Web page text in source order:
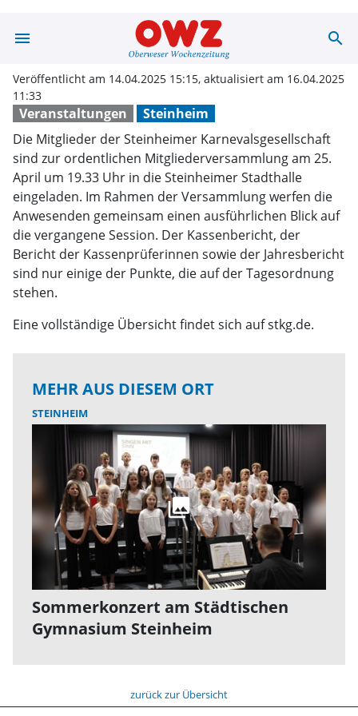
menu OWZ zum search
Veranstaltungen Steinheim
Veröffentlicht am 14.04.2025 15:15, aktualisiert am 16.04.2025
11:33
Die Mitglieder der Steinheimer Karnevalsgesellschaft
sind zur ordentlichen Mitgliederversammlung am 25.
April um 19.33 Uhr in die Steinheimer Stadthalle
eingeladen. Im Rahmen der Versammlung werfen die
Anwesenden gemeinsam einen ausführlichen Blick auf
die vergangene Session. Der Kassenbericht, der
Bericht der Kassenprüferinnen sowie der Jahresbericht
sind nur einige der Punkte, die auf der Tagesordnung
stehen.
Eine vollständige Übersicht findet sich auf stkg.de.
MEHR AUS DIESEM ORT
STEINHEIM
Sommerkonzert am Städtischen
Gymnasium Steinheim
zurück zur Übersicht